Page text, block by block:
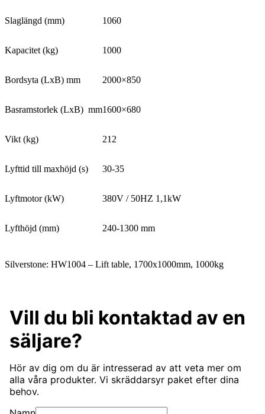
Slaglängd (mm) 1060
Kapacitet (kg) 1000
Bordsyta (LxB) mm 2000×850
Basramstorlek (LxB) mm1600×680
Vikt (kg) 212
Lyfttid till maxhöjd (s) 30-35
Lyftmotor (kW) 380V / 50HZ 1,1kW
Lyfthöjd (mm) 240-1300 mm
Silverstone: HW1004 – Lift table, 1700x1000mm, 1000kg